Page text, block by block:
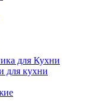
для Кухни
для кухни